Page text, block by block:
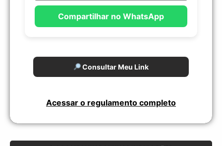
Compartilhar no WhatsApp
Consultar Meu Link
Acessar o regulamento completo